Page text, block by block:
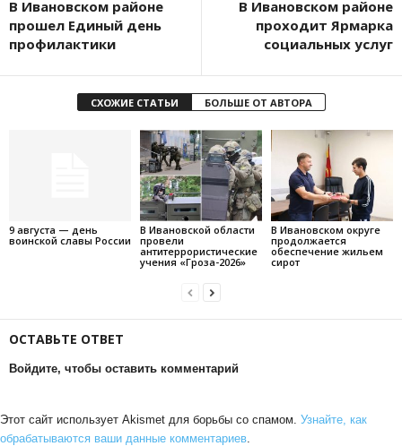
В Ивановском районе
прошел Единый день
профилактики
В Ивановском районе
проходит Ярмарка
социальных услуг
СХОЖИЕ СТАТЬИ БОЛЬШЕ ОТ АВТОРА
9 августа — день
воинской славы России
В Ивановской области
провели
антитеррористические
учения «Гроза-2026»
В Ивановском округе
продолжается
обеспечение жильем
сирот
ОСТАВЬТЕ ОТВЕТ
Войдите, чтобы оставить комментарий
Этот сайт использует Akismet для борьбы со спамом. Узнайте, как
обрабатываются ваши данные комментариев.